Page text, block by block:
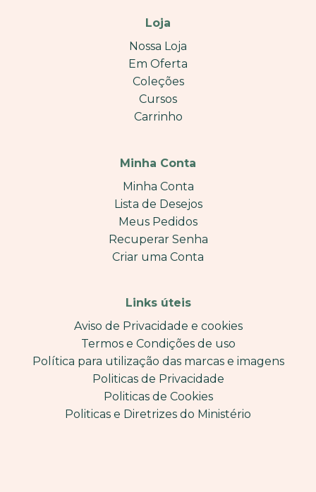
Loja
Nossa Loja
Em Oferta
Coleções
Cursos
Carrinho
Minha Conta
Minha Conta
Lista de Desejos
Meus Pedidos
Recuperar Senha
Criar uma Conta
Links úteis
Aviso de Privacidade e cookies
Termos e Condições de uso
Política para utilização das marcas e imagens
Politicas de Privacidade
Politicas de Cookies
Politicas e Diretrizes do Ministério